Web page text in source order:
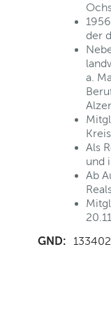
der
a.
Als
und
Ab
GND: